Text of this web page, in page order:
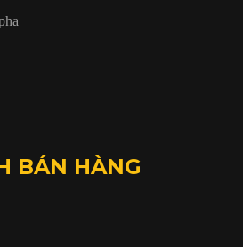
BÁN HÀNG